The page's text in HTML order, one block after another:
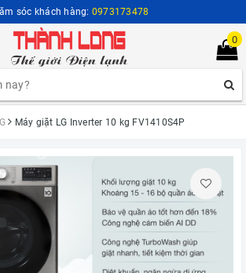
sóc khách hàng: 0973173478
0
Máy giặt LG Inverter 10 kg FV1410S4P